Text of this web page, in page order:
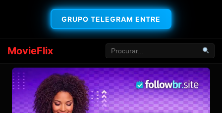
GRUPO TELEGRAM ENTRE
MovieFlix